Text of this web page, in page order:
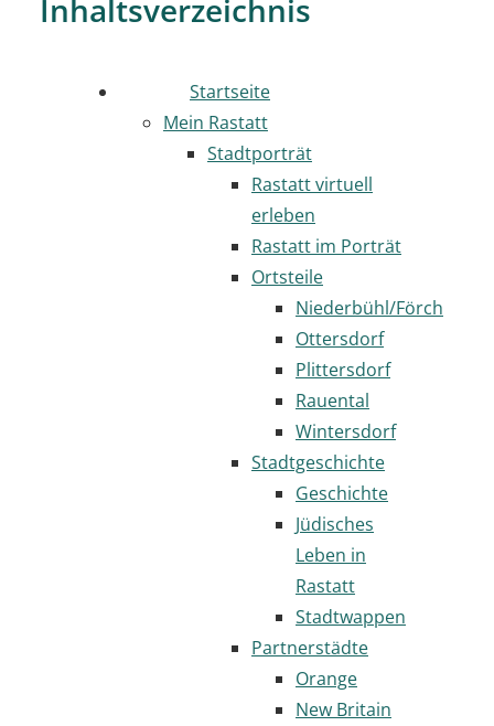
Inhaltsverzeichnis
Startseite
Mein Rastatt
Stadtporträt
Rastatt virtuell
erleben
Rastatt im Porträt
Ortsteile
Niederbühl/Förch
Ottersdorf
Plittersdorf
Rauental
Wintersdorf
Stadtgeschichte
Geschichte
Jüdisches
Leben in
Rastatt
Stadtwappen
Partnerstädte
Orange
New Britain